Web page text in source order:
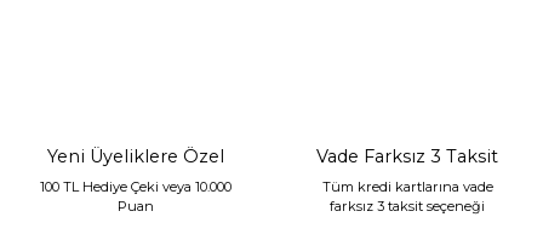
Yeni Üyeliklere Özel
100 TL Hediye Çeki veya 10.000
Puan
Vade Farksız 3 Taksit
Tüm kredi kartlarına vade
farksız 3 taksit seçeneği